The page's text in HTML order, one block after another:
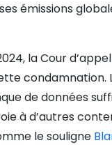
émissions
la Cour
condamnation.
de données
à d’autres
le souligne